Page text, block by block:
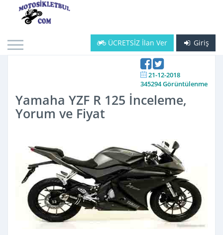
Giriş
ÜCRETSİZ İlan Ver
21-12-2018
345294 Görüntülenme
Yamaha YZF R 125 İnceleme,
Yorum ve Fiyat